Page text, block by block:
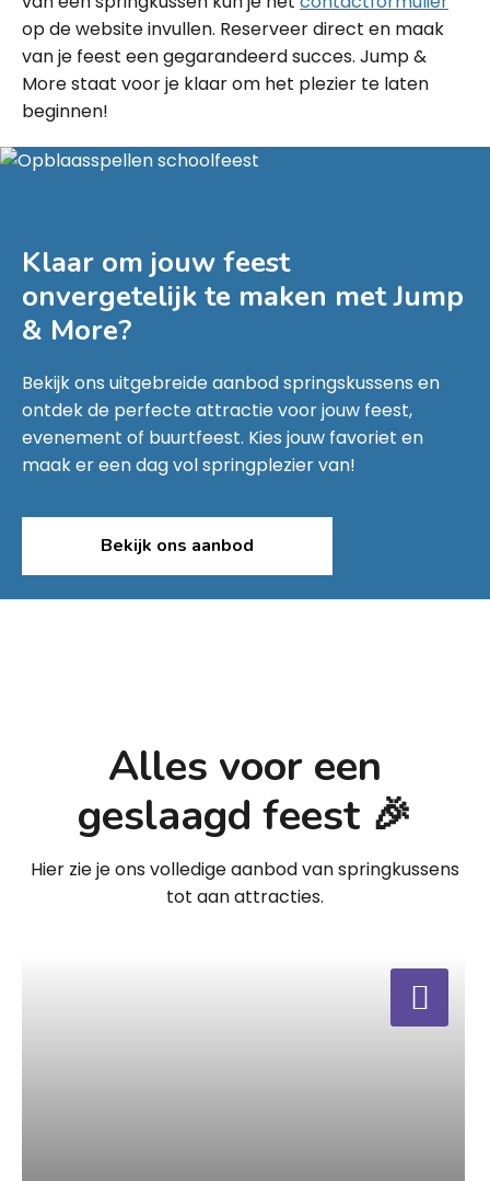
op de website invullen. Reserveer direct en maak
van je feest een gegarandeerd succes. Jump &
More staat voor je klaar om het plezier te laten
beginnen!
Klaar om jouw feest
onvergetelijk te maken metJump
& More?
Bekijk ons uitgebreide aanbod springskussens en
ontdek de perfecte attractie voor jouw feest,
evenement of buurtfeest. Kies jouw favoriet en
maak er een dag vol springplezier van!
Bekijk ons aanbod
Alles voor een
geslaagd feest 🎉
Hier zie je ons volledige aanbod van springkussens
tot aan attracties.